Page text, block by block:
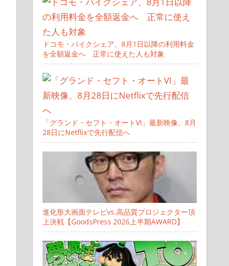
ドコモ・バイクシェア、8月1日以降の利用料金
を全額返金へ 正常に使えた人も対象
「グランド・セフト・オートVI」最新映像、8月
28日にNetflixで先行配信へ
進化形大画面テレビvs.高品質プロジェクター頂
上決戦【GoodsPress 2026上半期AWARD】